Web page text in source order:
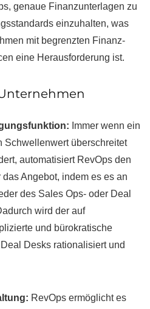
genaue Finanzunterlagen zu
einzuhalten, was
mit begrenzten Finanz-
eine Herausforderung ist.
Immer wenn ein
Schwellenwert überschreitet
automatisiert RevOps den
Angebot, indem es es an
des Sales Ops- oder Deal
wird der auf
und bürokratische
Desks rationalisiert und
RevOps ermöglicht es